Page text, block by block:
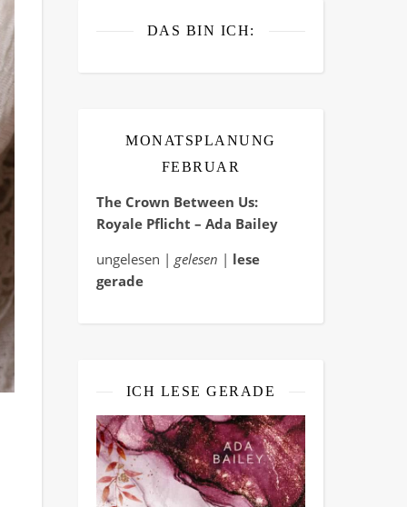
DAS BIN ICH:
MONATSPLANUNG
FEBRUAR
The Crown Between Us:
Royale Pflicht – Ada Bailey
ungelesen | gelesen | lese
gerade
ICH LESE GERADE